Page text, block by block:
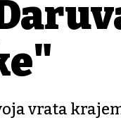
vrata